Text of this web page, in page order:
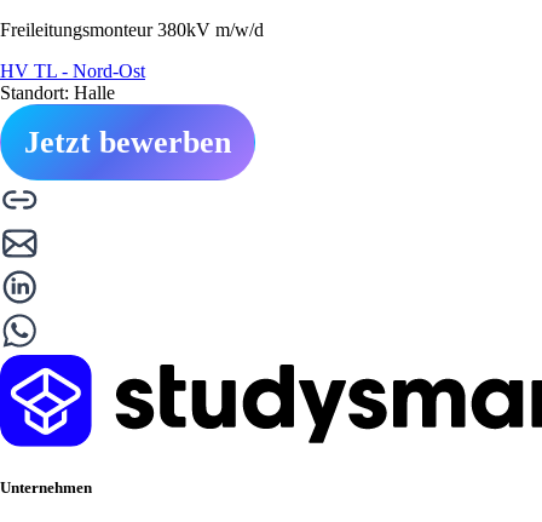
Freileitungsmonteur 380kV m/w/d
HV TL - Nord-Ost
Standort: Halle
Jetzt bewerben
Unternehmen